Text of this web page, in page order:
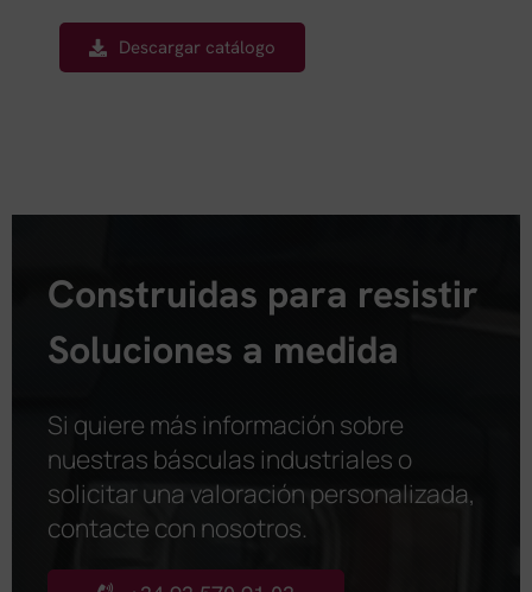
Descargar catálogo
Construidas para resistir
Soluciones a medida
Si quiere más información sobre
nuestras básculas industriales o
solicitar una valoración personalizada,
contacte con nosotros.